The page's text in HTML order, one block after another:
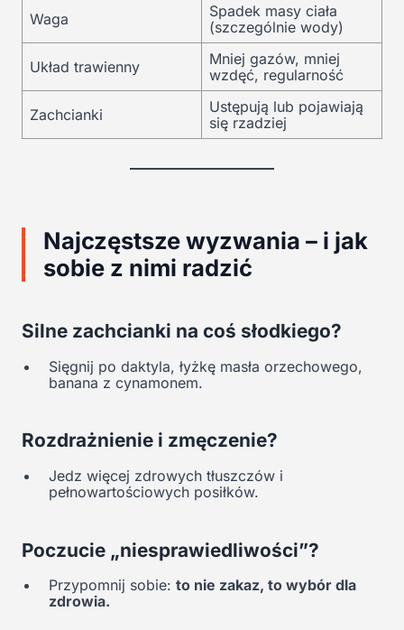
Waga
Spadek masy ciała
(szczególnie wody)
Układ trawienny
Mniej gazów, mniej
wzdęć, regularność
Zachcianki
Ustępują lub pojawiają
się rzadziej
Najczęstsze wyzwania – i jak
sobie z nimi radzić
Silne zachcianki na coś słodkiego?
Sięgnij po daktyla, łyżkę masła orzechowego,
banana z cynamonem.
Rozdrażnienie i zmęczenie?
Jedz więcej zdrowych tłuszczów i
pełnowartościowych posiłków.
Poczucie „niesprawiedliwości”?
Przypomnij sobie: to nie zakaz, to wybór dla
zdrowia.